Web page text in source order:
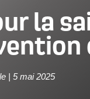
la
| 5 mai 2025